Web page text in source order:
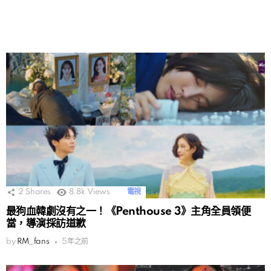
2 Shares 8.8k Views 電視
最狗血韓劇沒有之一！《Penthouse 3》主角全員領便
當，導演採訪道歉
by RM_fans 5年之前